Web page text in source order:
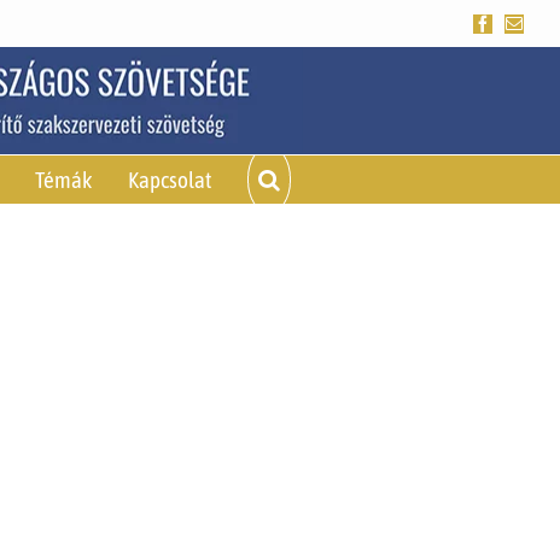
Facebook
Témák Kapcsolat